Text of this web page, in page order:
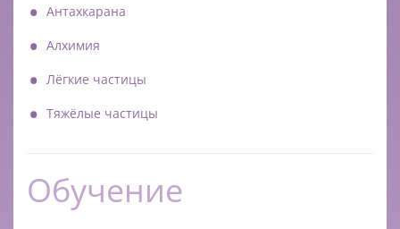
Антахкарана
Алхимия
Лёгкие частицы
Тяжёлые частицы
Обучение